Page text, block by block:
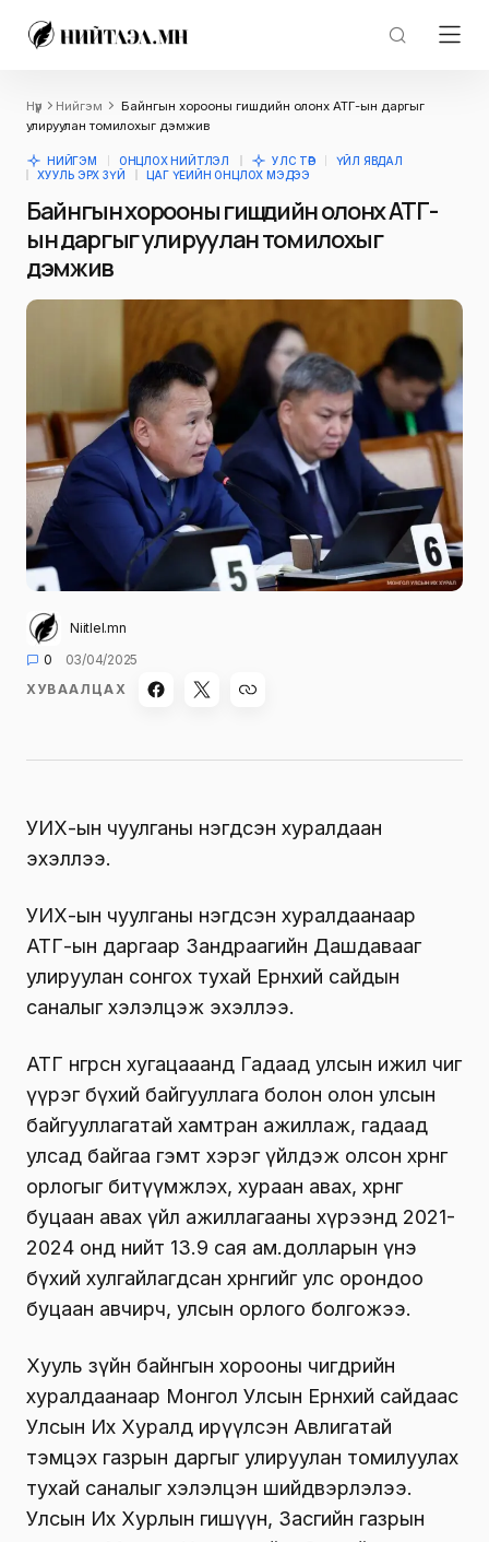
Нүүр Нийгэм
Байнгын хорооны гишүүдийн олонх АТГ-ын даргыг
улируулан томилохыг дэмжив
НИЙГЭМ ОНЦЛОХ НИЙТЛЭЛ УЛС ТӨР
ҮЙЛ ЯВДАЛ
ХУУЛЬ ЭРХ ЗҮЙ
ЦАГ ҮЕИЙН ОНЦЛОХ МЭДЭЭ
Байнгын хорооны гишүүдийн олонх АТГ-
ын даргыг улируулан томилохыг
дэмжив
Niitlel.mn
0
03/04/2025
ХУВААЛЦАХ
УИХ-ын чуулганы нэгдсэн хуралдаан
эхэллээ.
УИХ-ын чуулганы нэгдсэн хуралдаанаар
АТГ-ын даргаар Зандраагийн Дашдавааг
улируулан сонгох тухай Ерөнхий сайдын
саналыг хэлэлцэж эхэллээ.
АТГ өнгөрсөн хугацааанд Гадаад улсын ижил чиг
үүрэг бүхий байгууллага болон олон улсын
байгууллагатай хамтран ажиллаж, гадаад
улсад байгаа гэмт хэрэг үйлдэж олсон хөрөнгө
орлогыг битүүмжлэх, хураан авах, хөрөнгө
буцаан авах үйл ажиллагааны хүрээнд 2021-
2024 онд нийт 13.9 сая ам.долларын үнэ
бүхий хулгайлагдсан хөрөнгийг улс орондоо
буцаан авчирч, улсын орлого болгожээ.
Хууль зүйн байнгын хорооны өчигдрийн
хуралдаанаар Монгол Улсын Ерөнхий сайдаас
Улсын Их Хуралд ирүүлсэн Авлигатай
тэмцэх газрын даргыг улируулан томилуулах
тухай саналыг хэлэлцэн шийдвэрлэлээ.
Улсын Их Хурлын гишүүн, Засгийн газрын